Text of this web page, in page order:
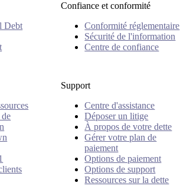
Debt
Confiance et conformité
Conformité réglementaire
Sécurité de l'information
Centre de confiance
Support
Centre d'assistance
Déposer un litige
À propos de votre dette
Gérer votre plan de
paiement
Options de paiement
Options de support
Ressources sur la dette